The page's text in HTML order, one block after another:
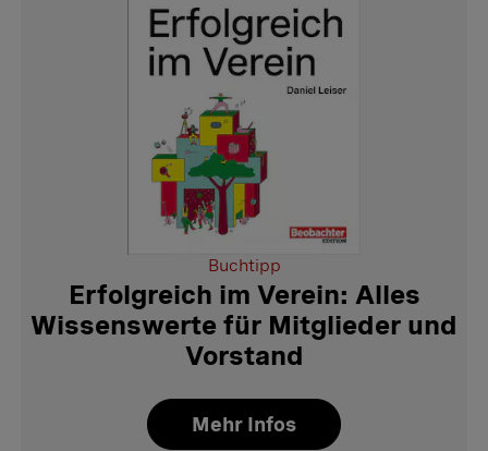
Buchtipp
Erfolgreich im Verein: Alles
Wissenswerte für Mitglieder und
Vorstand
Mehr Infos